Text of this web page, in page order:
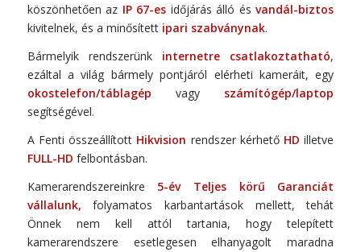
köszönhetően az IP 67-es időjárás álló ésvandál-biztos
kivitelnek, és a minősített ipari szabványnak.
Bármelyik rendszerünkinternetre csatlakoztatható,
ezáltal a világ bármely pontjáról elérheti kameráit, egy
okostelefon/táblagép vagy számítógép/laptop
segítségével.
A Fenti összeállított Hikvision rendszer kérhetőHD illetve
FULL-HD felbontásban.
Kamerarendszereinkre 5-év Teljes körű Garanciát
vállalunk, folyamatos karbantartások mellett, tehát
Önnek nem kell attól tartania, hogy telepített
kamerarendszere esetlegesen elhanyagolt maradna